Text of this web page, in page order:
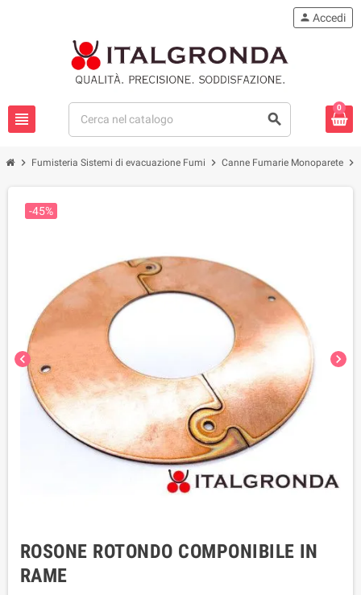
view_headline search
person Accedi
0
chevron_right Fumisteria Sistemi di evacuazione Fumi chevron_right Canne Fumarie Monoparete chevron_right
chevron_left chevron_right
-45%
ROSONE ROTONDO COMPONIBILE IN
RAME